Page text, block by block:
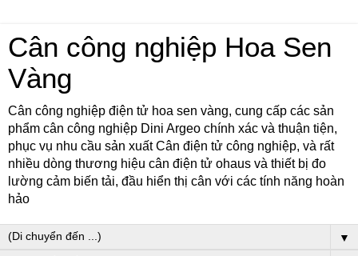
Cân công nghiệp Hoa Sen
Vàng
Cân công nghiệp điện tử hoa sen vàng, cung cấp các sản
phẩm cân công nghiệp Dini Argeo chính xác và thuận tiện,
phục vụ nhu cầu sản xuất Cân điện tử công nghiệp, và rất
nhiều dòng thương hiệu cân điện tử ohaus và thiết bị đo
lường cảm biến tải, đầu hiển thị cân với các tính năng hoàn
hảo
▼